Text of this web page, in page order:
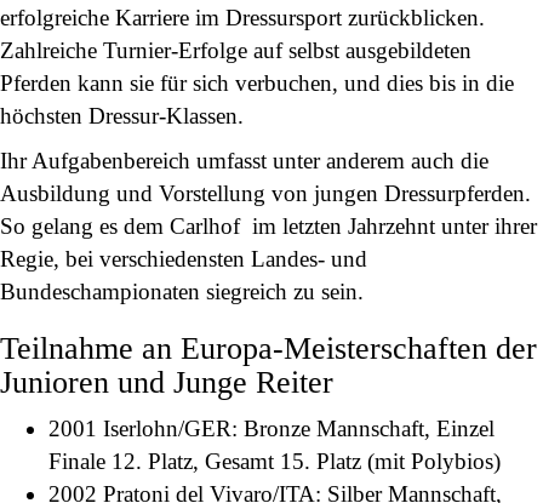
erfolgreiche Karriere im Dressursport zurückblicken.
Zahlreiche Turnier-Erfolge auf selbst ausgebildeten
Pferden kann sie für sich verbuchen, und dies bis in die
höchsten Dressur-Klassen.
Ihr Aufgabenbereich umfasst unter anderem auch die
Ausbildung und Vorstellung von jungen Dressurpferden.
So gelang es dem Carlhof im letzten Jahrzehnt unter ihrer
Regie, bei verschiedensten Landes- und
Bundeschampionaten siegreich zu sein.
Teilnahme an Europa-Meisterschaften der
Junioren und Junge Reiter
2001 Iserlohn/GER: Bronze Mannschaft, Einzel
Finale 12. Platz, Gesamt 15. Platz (mit Polybios)
2002 Pratoni del Vivaro/ITA: Silber Mannschaft,